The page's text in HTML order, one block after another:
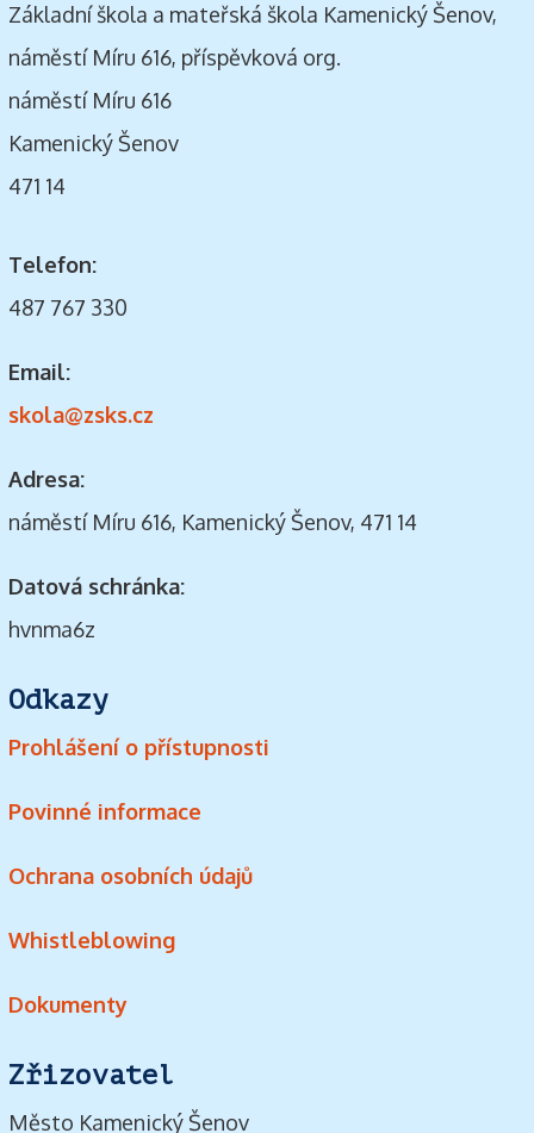
Základní škola a mateřská škola Kamenický Šenov,
náměstí Míru 616, příspěvková org.
náměstí Míru 616
Kamenický Šenov
471 14
Telefon:
487 767 330
Email:
skola@zsks.cz
Adresa:
náměstí Míru 616, Kamenický Šenov, 471 14
Datová schránka:
hvnma6z
Odkazy
Prohlášení o přístupnosti
Povinné informace
Ochrana osobních údajů
Whistleblowing
Dokumenty
Zřizovatel
Město Kamenický Šenov